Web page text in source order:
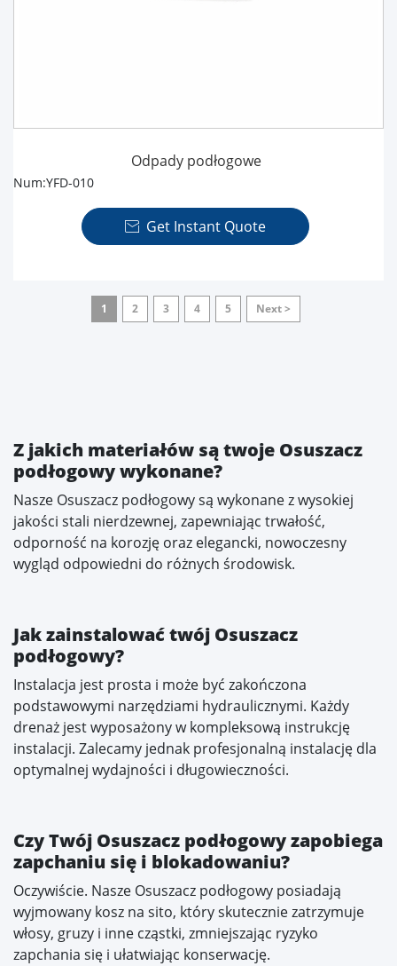
Odpady podłogowe
Num:YFD-010
 Get Instant Quote
1 2 3 4 5 Next >
Z jakich materiałów są twoje Osuszacz
podłogowy wykonane?
Nasze Osuszacz podłogowy są wykonane z wysokiej
jakości stali nierdzewnej, zapewniając trwałość,
odporność na korozję oraz elegancki, nowoczesny
wygląd odpowiedni do różnych środowisk.
Jak zainstalować twój Osuszacz
podłogowy?
Instalacja jest prosta i może być zakończona
podstawowymi narzędziami hydraulicznymi. Każdy
drenaż jest wyposażony w kompleksową instrukcję
instalacji. Zalecamy jednak profesjonalną instalację dla
optymalnej wydajności i długowieczności.
Czy Twój Osuszacz podłogowy zapobiega
zapchaniu się i blokadowaniu?
Oczywiście. Nasze Osuszacz podłogowy posiadają
wyjmowany kosz na sito, który skutecznie zatrzymuje
włosy, gruzy i inne cząstki, zmniejszając ryzyko
zapchania się i ułatwiając konserwację.